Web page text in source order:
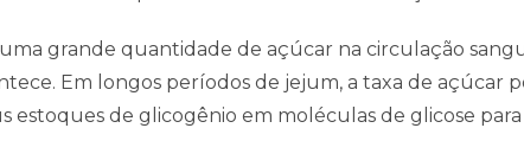
grande quantidade de açúcar na circulação
Em longos períodos de jejum, a taxa de açúcar
estoques de glicogênio em moléculas de glicose